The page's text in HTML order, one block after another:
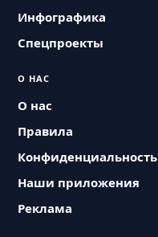
Инфографика
Спецпроекты
О НАС
О нас
Правила
Конфиденциальность
Наши приложения
Реклама